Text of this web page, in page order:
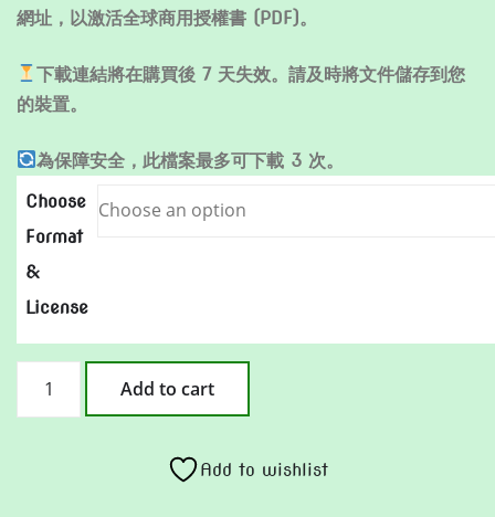
網址，以激活全球商用授權書 (PDF)。
下載連結將在購買後 7 天失效。請及時將文件儲存到您
的裝置。
為保障安全，此檔案最多可下載 3 次。
Choose
Format
&
License
Add to cart
Add to wishlist